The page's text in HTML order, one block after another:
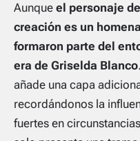
Aunque el personaje
creación es un
formaron parte del
era de Griselda Blanco
añade una capa
recordándonos la
fuertes en